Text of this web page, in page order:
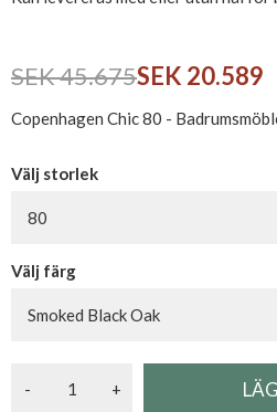
SEK 45.675SEK 20.589
Copenhagen Chic 80 -
Välj storlek
80
Välj färg
Smoked Black Oak
- +